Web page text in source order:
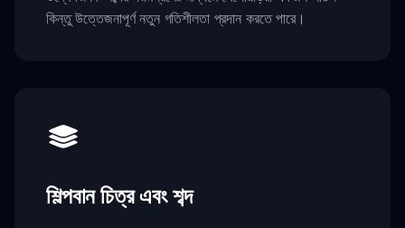
কিন্তু উত্তেজনাপূর্ণ নতুন গতিশীলতা প্রদান করতে পারে।
শিল্পবান চিত্র এবং শব্দ